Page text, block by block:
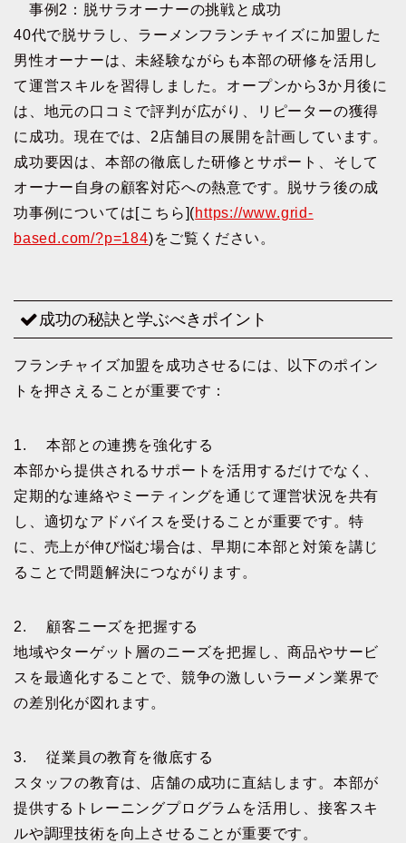
事例2：脱サラオーナーの挑戦と成功
40代で脱サラし、ラーメンフランチャイズに加盟した
男性オーナーは、未経験ながらも本部の研修を活用し
て運営スキルを習得しました。オープンから3か月後に
は、地元の口コミで評判が広がり、リピーターの獲得
に成功。現在では、2店舗目の展開を計画しています。
成功要因は、本部の徹底した研修とサポート、そして
オーナー自身の顧客対応への熱意です。脱サラ後の成
功事例については[こちら](https://www.grid-
based.com/?p=184)をご覧ください。
成功の秘訣と学ぶべきポイント
フランチャイズ加盟を成功させるには、以下のポイン
トを押さえることが重要です：
1. 本部との連携を強化する
本部から提供されるサポートを活用するだけでなく、
定期的な連絡やミーティングを通じて運営状況を共有
し、適切なアドバイスを受けることが重要です。特
に、売上が伸び悩む場合は、早期に本部と対策を講じ
ることで問題解決につながります。
2. 顧客ニーズを把握する
地域やターゲット層のニーズを把握し、商品やサービ
スを最適化することで、競争の激しいラーメン業界で
の差別化が図れます。
3. 従業員の教育を徹底する
スタッフの教育は、店舗の成功に直結します。本部が
提供するトレーニングプログラムを活用し、接客スキ
ルや調理技術を向上させることが重要です。